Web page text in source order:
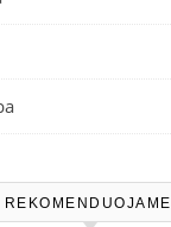
REKOMENDUOJAME